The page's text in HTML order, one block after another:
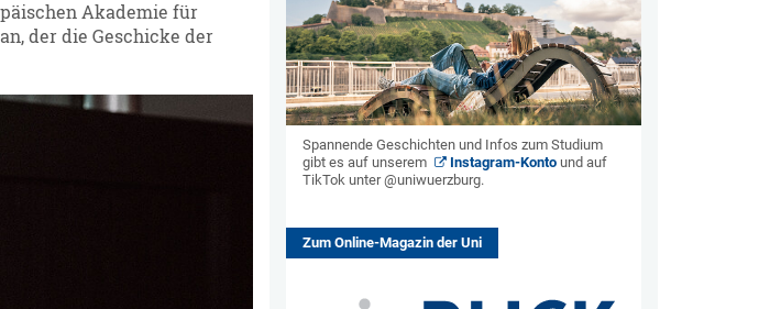
Akademie für
der die Geschicke der
Spannende Geschichten und Infos zum Studium
gibt es auf unserem
Instagram-Konto und auf
TikTok unter @uniwuerzburg.
Zum Online-Magazin der Uni